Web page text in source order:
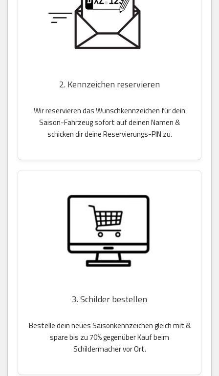
2. Kennzeichen reservieren
Wir reservieren das Wunschkennzeichen für dein
Saison-Fahrzeug sofort auf deinen Namen &
schicken dir deine Reservierungs-PIN zu.
3. Schilder bestellen
Bestelle dein neues Saisonkennzeichen gleich mit &
spare bis zu 70% gegenüber Kauf beim
Schildermacher vor Ort.